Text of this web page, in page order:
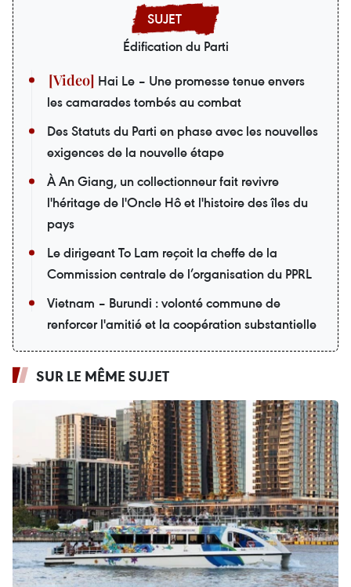
Édification du Parti
Hai Le – Une promesse tenue envers
les camarades tombés au combat
Des Statuts du Parti en phase avec les nouvelles
exigences de la nouvelle étape
À An Giang, un collectionneur fait revivre
l'héritage de l'Oncle Hô et l'histoire des îles du
pays
Le dirigeant To Lam reçoit la cheffe de la
Commission centrale de l’organisation du PPRL
Vietnam – Burundi : volonté commune de
renforcer l'amitié et la coopération substantielle
SUR LE MÊME SUJET